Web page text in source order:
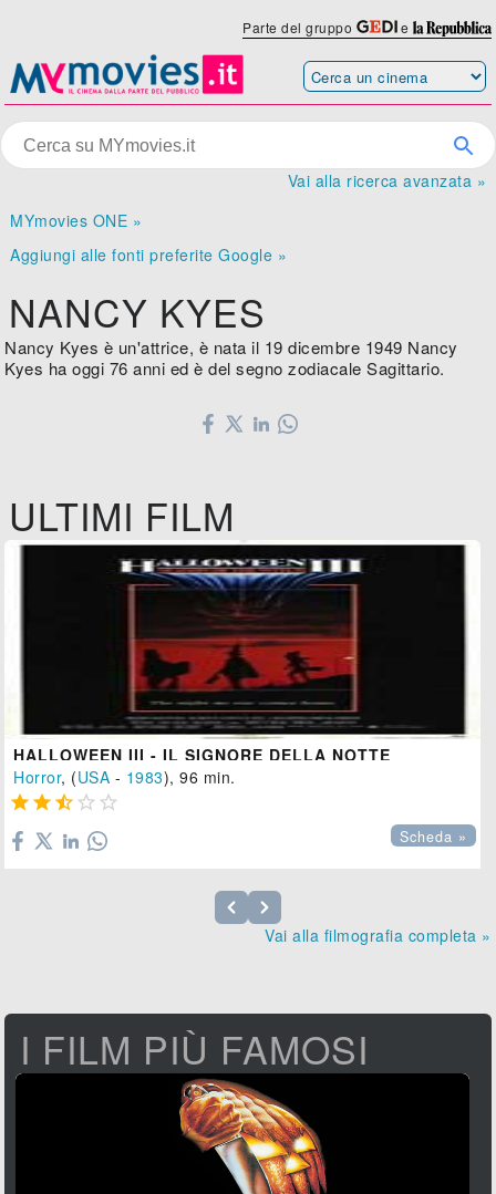
Parte del gruppo e
Vai alla ricerca avanzata »
MYmovies ONE »
Aggiungi alle fonti preferite Google »
NANCY KYES
Nancy Kyes è un'attrice, è nata il 19 dicembre 1949 Nancy
Kyes ha oggi 76 anni ed è del segno zodiacale Sagittario.
ULTIMI FILM
HALLOWEEN III - IL SIGNORE DELLA NOTTE
Horror, (USA - 1983), 96 min.
    
Scheda »
Vai alla filmografia completa »
I FILM PIÙ FAMOSI